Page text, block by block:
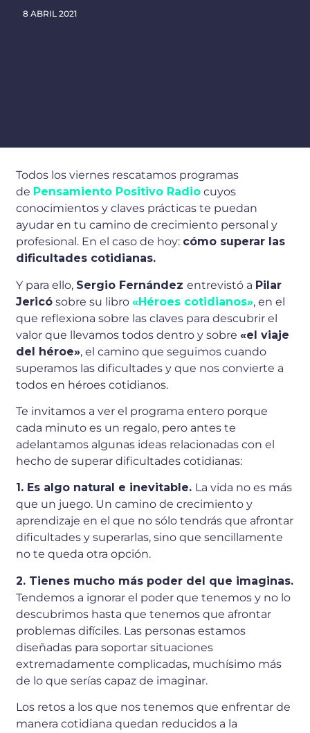
8 ABRIL 2021
Todos los viernes rescatamos programas
de Pensamiento Positivo Radio cuyos
conocimientos y claves prácticas te puedan
ayudar en tu camino de crecimiento personal y
profesional. En el caso de hoy: cómo superar las
dificultades cotidianas.
Y para ello, Sergio Fernándezentrevistó a Pilar
Jericó sobre su libro«Héroes cotidianos», en el
que reflexiona sobre las claves para descubrir el
valor que llevamos todos dentro y sobre«el viaje
del héroe», el camino que seguimos cuando
superamos las dificultades y que nos convierte a
todos en héroes cotidianos.
Te invitamos a ver el programa entero porque
cada minuto es un regalo, pero antes te
adelantamos algunas ideas relacionadas con el
hecho de superar dificultades cotidianas:
1. Es algo natural e inevitable. La vida no es más
que un juego. Un camino de crecimiento y
aprendizaje en el que no sólo tendrás que afrontar
dificultades y superarlas, sino que sencillamente
no te queda otra opción.
2. Tienes mucho más poder del que imaginas.
Tendemos a ignorar el poder que tenemos y no lo
descubrimos hasta que tenemos que afrontar
problemas difíciles. Las personas estamos
diseñadas para soportar situaciones
extremadamente complicadas, muchísimo más
de lo que serías capaz de imaginar.
Los retos a los que nos tenemos que enfrentar de
manera cotidiana quedan reducidos a la